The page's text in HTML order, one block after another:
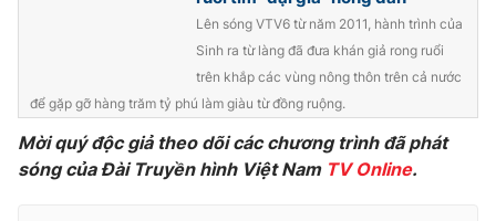
VTV Thể thao
VTV Sức khoẻ Bất động sản
Thị trường 24h Tấm lòng Việt
Lên sóng VTV6 từ năm 2011, hành trình của
Sinh ra từ làng đã đưa khán giả rong ruổi
trên khắp các vùng nông thôn trên cả nước
để gặp gỡ hàng trăm tỷ phú làm giàu từ đồng ruộng.
Mời quý độc giả theo dõi các chương trình đã phát
sóng của Đài Truyền hình Việt Nam TV Online.